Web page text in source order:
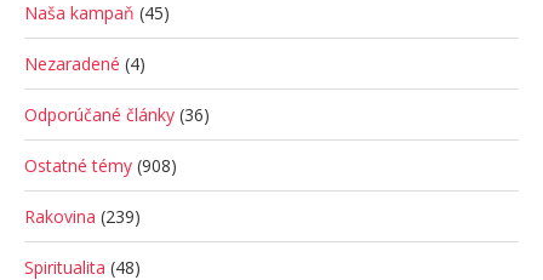
Naša kampaň (45)
Nezaradené (4)
Odporúčané články (36)
Ostatné témy (908)
Rakovina (239)
Spiritualita (48)